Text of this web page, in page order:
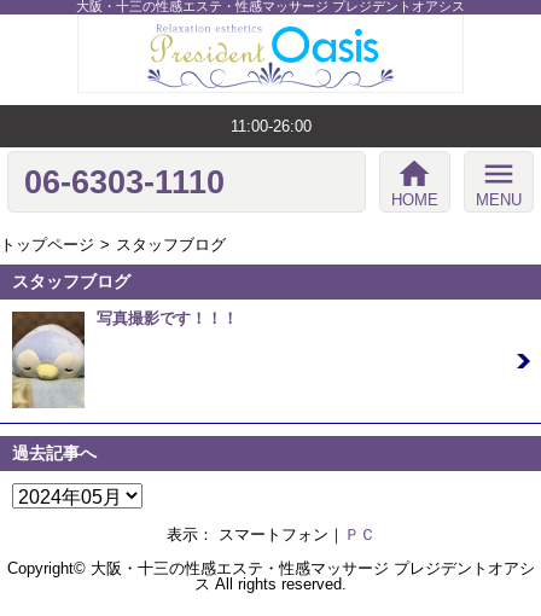
大阪・十三の性感エステ・性感マッサージ プレジデントオアシス
11:00-26:00
06-6303-1110 home
HOME
menu
MENU
トップページ スタッフブログ
スタッフブログ
写真撮影です！！！
過去記事へ
表示： スマートフォン｜ ＰＣ
Copyright© 大阪・十三の性感エステ・性感マッサージ プレジデントオアシ
ス All rights reserved.